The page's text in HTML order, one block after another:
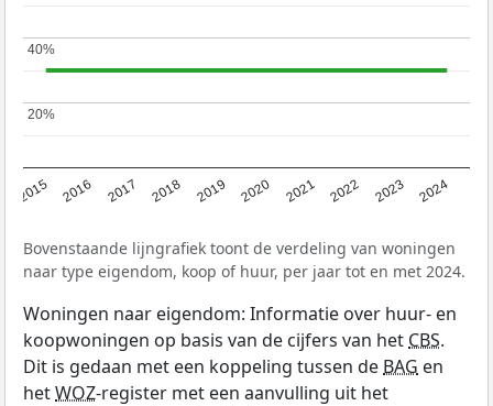
2015 2016 2017 2018 2019 2020 2021 2022 2023 2024
20%
20%
40%
40%
Bovenstaande lijngrafiek toont de verdeling van woningen
naar type eigendom, koop of huur, per jaar tot en met 2024.
Woningen naar eigendom: Informatie over huur- en
koopwoningen op basis van de cijfers van het CBS.
Dit is gedaan met een koppeling tussen de BAG en
hetWOZ-register met een aanvulling uit het